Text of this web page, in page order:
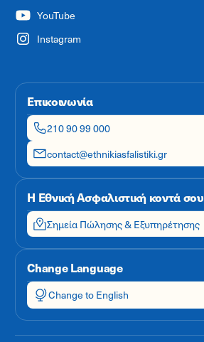
YouTube
Instagram
Επικοινωνία
210 90 99 000
contact@ethnikiasfalistiki.gr
Η Εθνική Ασφαλιστική κοντά σου
Σημεία Πώλησης & Εξυπηρέτησης
Change Language
Change to English